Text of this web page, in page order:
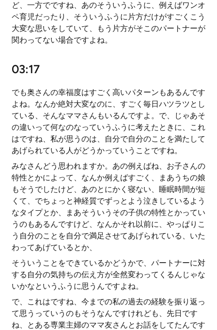
ど、一方でですね、あのそういうふうに、例えばワンオ
ペ育児だったり、そういうふうに片方だけがすごくこう
大変な思いをしていて、もう片方がそこのパートナーが
関わってない場合ですよね。
03:17
でも奥さんの幸福度はすごく高いパターンもあるんです
よね。なんか絶対大変なのに、すごく毎日ハツラツとし
ている、そんなママさんもいるんですよ。で、じゃあそ
の違いって何なのなっていうふうに考えたときに、これ
はですね、私が思うのは、自分で自分のことを満たして
あげられている人がどうかっていうことですね。
みなさんどう思われますか。あの例えばね、お子さんの
特性とかによって、なんか例えばすごく、まあうちの娘
もそうでしたけど、あのとにかく寝ない、睡眠時間が短
くて、でちょっと神経質でずっとよう泣きしているよう
なタイプとか、まあそういうその子供の特性とかってい
うのもあるんですけど、なんかそれ以前に、やっぱりこ
う自分のことを自分で満足させてあげられている、いた
わってあげているとか、
そういうことをできているかどうかで、パートナーに対
する自分の気持ちの伝え方が全然変わってくるんじゃな
いかなというふうに思うんですよね。
で、これはですね、今までの私の過去の経験を振り返っ
て思うっていうのもそうなんですけれども、先日です
ね、とある専業主婦のママ友さんとお話をしてたんです